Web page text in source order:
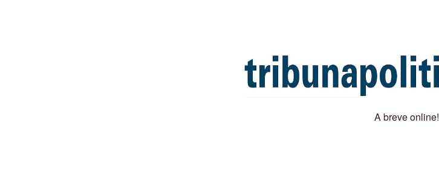
A breve online!